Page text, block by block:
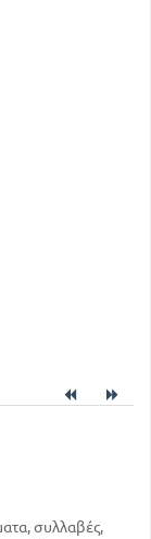
συλλαβές,